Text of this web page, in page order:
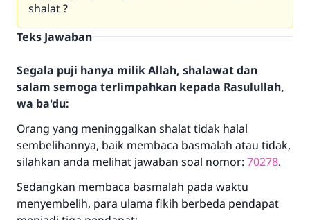
shalat ?
Teks Jawaban
Segala puji hanya milik Allah, shalawat dan
salam semoga terlimpahkan kepada Rasulullah,
wa ba'du:
Orang yang meninggalkan shalat tidak halal
sembelihannya, baik membaca basmalah atau tidak,
silahkan anda melihat jawaban soal nomor: 70278.
Sedangkan membaca basmalah pada waktu
menyembelih, para ulama fikih berbeda pendapat